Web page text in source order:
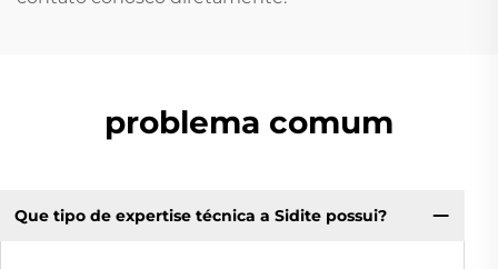
problema comum
Que tipo de expertise técnica a Sidite possui?